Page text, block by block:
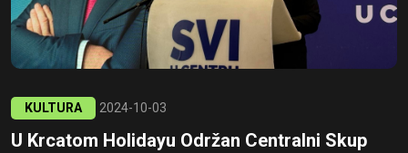
KULTURA 2024-10-03
U Krcatom Holidayu Održan Centralni Skup